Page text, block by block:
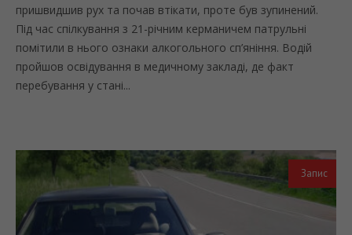
пришвидшив рух та почав втікати, проте був зупинений.
Під час спілкування з 21-річним керманичем патрульні
помітили в нього ознаки алкогольного сп’яніння. Водій
пройшов освідування в медичному закладі, де факт
перебування у стані...
Запис